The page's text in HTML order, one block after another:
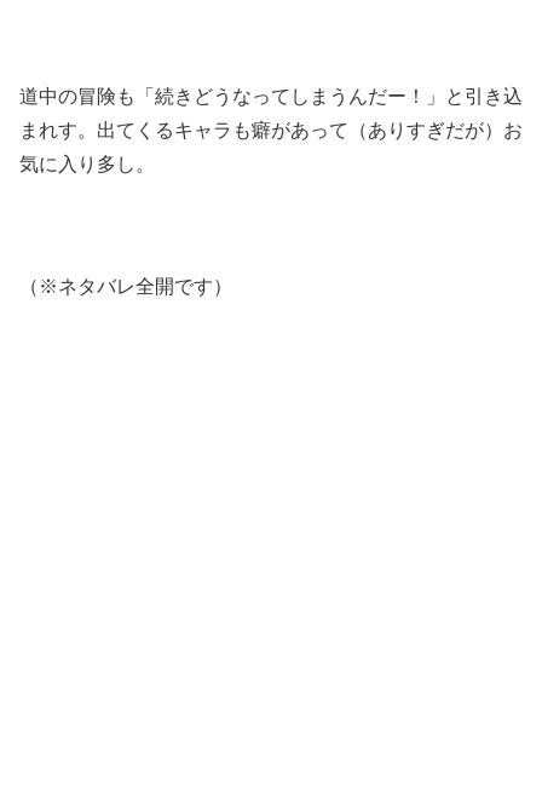
道中の冒険も「続きどうなってしまうんだー！」と引き込
まれす。出てくるキャラも癖があって（ありすぎだが）お
気に入り多し。
（※ネタバレ全開です）